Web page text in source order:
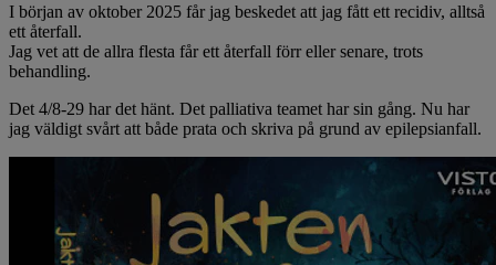
I början av oktober 2025 får jag beskedet att jag fått ett recidiv, alltså
ett återfall.
Jag vet att de allra flesta får ett återfall förr eller senare, trots
behandling.
Det 4/8-29 har det hänt. Det palliativa teamet har sin gång. Nu har
jag väldigt svårt att både prata och skriva på grund av epilepsianfall.